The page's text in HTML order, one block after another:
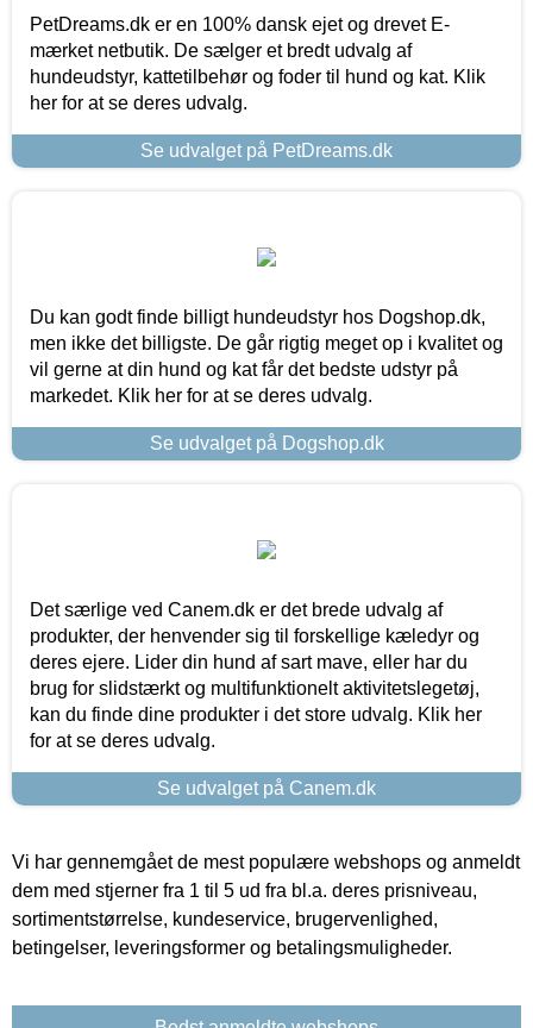
PetDreams.dk er en 100% dansk ejet og drevet E-
mærket netbutik. De sælger et bredt udvalg af
hundeudstyr, kattetilbehør og foder til hund og kat. Klik
her for at se deres udvalg.
Se udvalget på PetDreams.dk
Du kan godt finde billigt hundeudstyr hos Dogshop.dk,
men ikke det billigste. De går rigtig meget op i kvalitet og
vil gerne at din hund og kat får det bedste udstyr på
markedet. Klik her for at se deres udvalg.
Se udvalget på Dogshop.dk
Det særlige ved Canem.dk er det brede udvalg af
produkter, der henvender sig til forskellige kæledyr og
deres ejere. Lider din hund af sart mave, eller har du
brug for slidstærkt og multifunktionelt aktivitetslegetøj,
kan du finde dine produkter i det store udvalg. Klik her
for at se deres udvalg.
Se udvalget på Canem.dk
Vi har gennemgået de mest populære webshops og anmeldt
dem med stjerner fra 1 til 5 ud fra bl.a. deres prisniveau,
sortimentstørrelse, kundeservice, brugervenlighed,
betingelser, leveringsformer og betalingsmuligheder.